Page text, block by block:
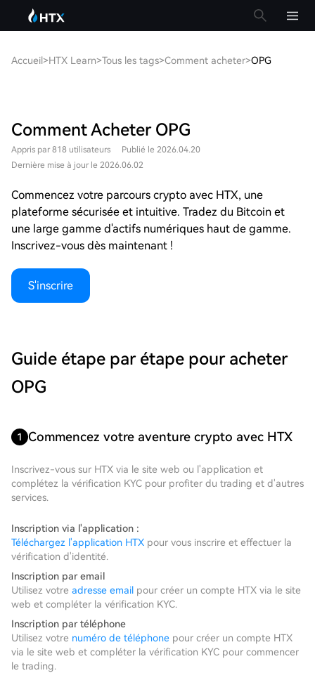
Accueil>HTX Learn>Tous les tags>Comment acheter>OPG
Comment Acheter OPG
Appris par 818 utilisateurs
Publié le 2026.04.20
Dernière mise à jour le 2026.06.02
Commencez votre parcours crypto avec HTX, une
plateforme sécurisée et intuitive. Tradez du Bitcoin et
une large gamme d'actifs numériques haut de gamme.
Inscrivez-vous dès maintenant !
S'inscrire
Guide étape par étape pour acheter
OPG
1 Commencez votre aventure crypto avec HTX
Inscrivez-vous sur HTX via le site web ou l'application et
complétez la vérification KYC pour profiter du trading et d'autres
services.
Inscription via l'application :
Téléchargez l'application HTX pour vous inscrire et effectuer la
vérification d'identité.
Inscription par email
Utilisez votre adresse email pour créer un compte HTX via le site
web et compléter la vérification KYC.
Inscription par téléphone
Utilisez votre numéro de téléphone pour créer un compte HTX
via le site web et compléter la vérification KYC pour commencer
le trading.